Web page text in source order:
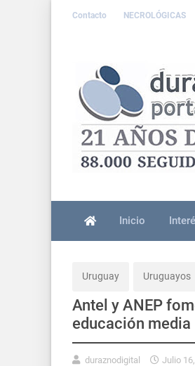
Contacto NECROLÓGICAS
Inicio
Uruguay Uruguayos
Antel y ANEP
educación media
duraznodigital Julio